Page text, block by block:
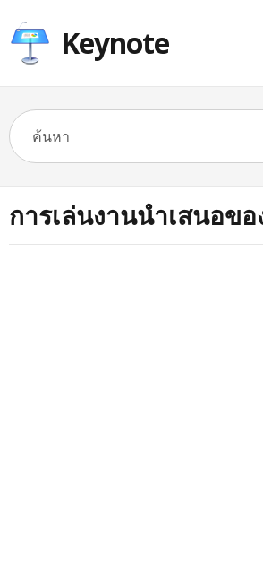
Keynote
การเล่นงานนำเสนอข